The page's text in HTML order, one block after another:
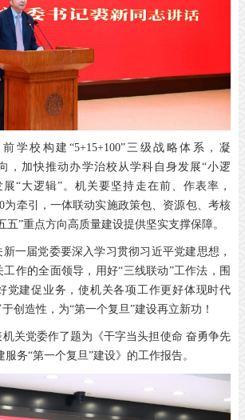
学校构建“5+15+100”三级战略体系，凝
，加快推动办学治校从学科自身发展“小逻
“大逻辑”。机关要坚持走在前、作表率，
为牵引，一体联动实施政策包、资源包、考核
五”重点方向高质量建设提供坚实支撑保障。
一届党委要深入学习贯彻习近平党建思想，
作的全面领导，用好“三线联动”工作法，围
党建促业务，使机关各项工作更好体现时代
创造性，为“第一个复旦”建设再立新功！
关党委作了题为《干字当头担使命 奋勇争先
务“第一个复旦”建设》的工作报告。